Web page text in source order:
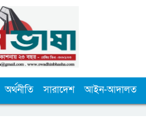
অর্থনীতি সারাদেশ আইন-আদালত